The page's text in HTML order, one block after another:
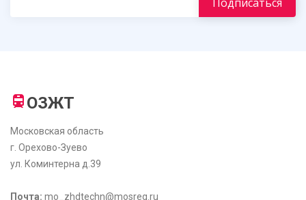
ОЗЖТ
Московская область
г. Орехово-Зуево
ул. Коминтерна д.39
Почта: mo_zhdtechn@mosreg.ru